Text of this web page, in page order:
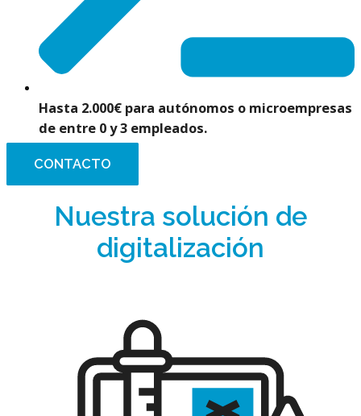
Hasta 2.000€ para autónomos o microempresas
de entre 0 y 3 empleados.
CONTACTO
Nuestra solución de
digitalización